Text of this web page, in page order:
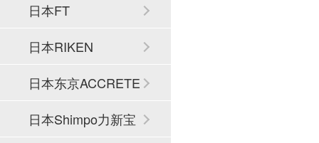
日本FT
日本RIKEN
日本东京ACCRETE
CH
日本Shimpo力新宝